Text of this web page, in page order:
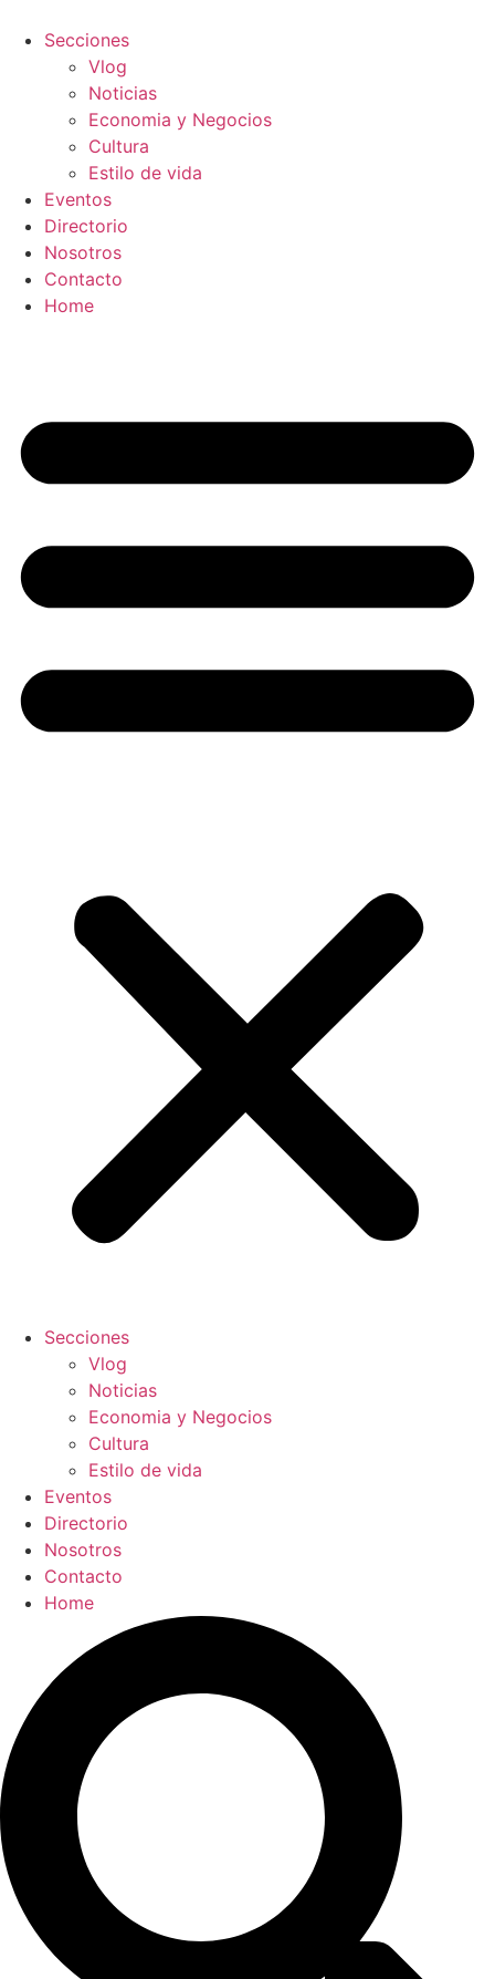
Secciones
Vlog
Noticias
Economia y Negocios
Cultura
Estilo de vida
Eventos
Directorio
Nosotros
Contacto
Home
Secciones
Vlog
Noticias
Economia y Negocios
Cultura
Estilo de vida
Eventos
Directorio
Nosotros
Contacto
Home